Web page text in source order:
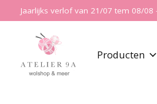
Jaarlijks verlof van 21/07 tem 08/
Producten